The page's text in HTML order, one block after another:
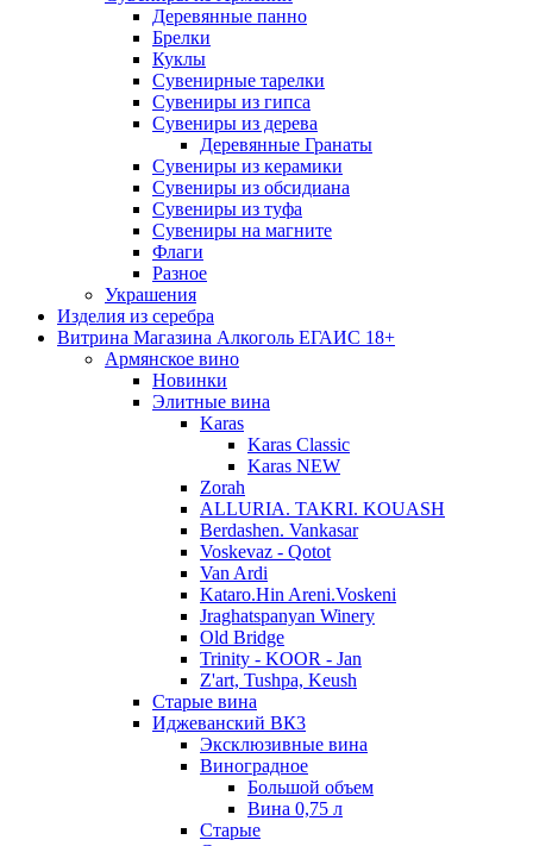
Деревянные панно
Брелки
Куклы
Сувенирные тарелки
Сувениры из гипса
Сувениры из дерева
Деревянные Гранаты
Сувениры из керамики
Сувениры из обсидиана
Сувениры из туфа
Сувениры на магните
Флаги
Разное
Украшения
Изделия из серебра
Витрина Магазина Алкоголь ЕГАИС 18+
Армянское вино
Новинки
Элитные вина
Karas
Karas Classic
Karas NEW
Zorah
ALLURIA. TAKRI. KOUASH
Berdashen. Vankasar
Voskevaz - Qotot
Van Ardi
Kataro.Hin Areni.Voskeni
Jraghatspanyan Winery
Old Bridge
Trinity - KOOR - Jan
Z'art, Tushpa, Keush
Старые вина
Иджеванский ВК3
Эксклюзивные вина
Виноградное
Большой объем
Вина 0,75 л
Старые